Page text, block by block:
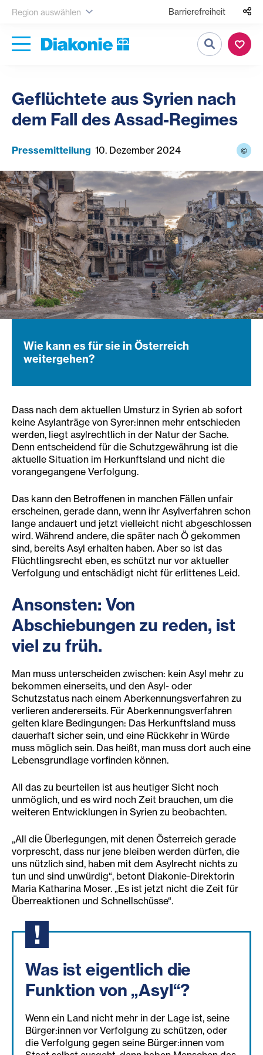
Region auswählen Barrierefreiheit
Suche
Geflüchtete aus Syrien nach
dem Fall des Assad-Regimes
Pressemitteilung 10. Dezember 2024 ©
Wie kann es für sie in Österreich
weitergehen?
Dass nach dem aktuellen Umsturz in Syrien ab sofort
keine Asylanträge von Syrer:innen mehr entschieden
werden, liegt asylrechtlich in der Natur der Sache.
Denn entscheidend für die Schutzgewährung ist die
aktuelle Situation im Herkunftsland und nicht die
vorangegangene Verfolgung.
Das kann den Betroffenen in manchen Fällen unfair
erscheinen, gerade dann, wenn ihr Asylverfahren schon
lange andauert und jetzt vielleicht nicht abgeschlossen
wird. Während andere, die später nach Ö gekommen
sind, bereits Asyl erhalten haben. Aber so ist das
Flüchtlingsrecht eben, es schützt nur vor aktueller
Verfolgung und entschädigt nicht für erlittenes Leid.
Ansonsten: Von
Abschiebungen zu reden, ist
viel zu früh.
Man muss unterscheiden zwischen: kein Asyl mehr zu
bekommen einerseits, und den Asyl- oder
Schutzstatus nach einem Aberkennungsverfahren zu
verlieren andererseits. Für Aberkennungsverfahren
gelten klare Bedingungen: Das Herkunftsland muss
dauerhaft sicher sein, und eine Rückkehr in Würde
muss möglich sein. Das heißt, man muss dort auch eine
Lebensgrundlage vorfinden können.
All das zu beurteilen ist aus heutiger Sicht noch
unmöglich, und es wird noch Zeit brauchen, um die
weiteren Entwicklungen in Syrien zu beobachten.
„All die Überlegungen, mit denen Österreich gerade
vorprescht, dass nur jene bleiben werden dürfen, die
uns nützlich sind, haben mit dem Asylrecht nichts zu
tun und sind unwürdig“, betont Diakonie-Direktorin
Maria Katharina Moser. „Es ist jetzt nicht die Zeit für
Überreaktionen und Schnellschüsse“.
Was ist eigentlich die
Funktion von „Asyl“?
Wenn ein Land nicht mehr in der Lage ist, seine
Bürger:innen vor Verfolgung zu schützen, oder
die Verfolgung gegen seine Bürger:innen vom